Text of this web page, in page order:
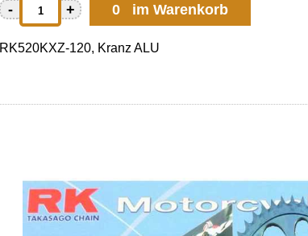
- + 0 im Warenkorb
RK520KXZ-120, Kranz ALU